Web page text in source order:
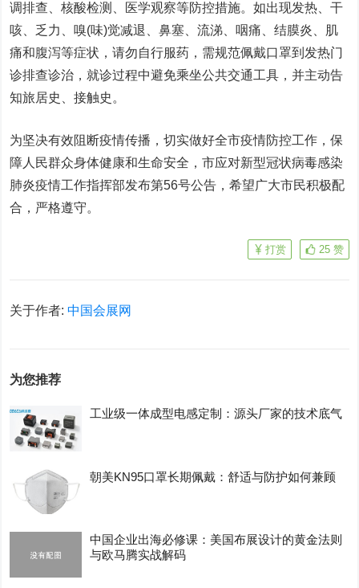
调排查、核酸检测、医学观察等防控措施。如出现发热、干
咳、乏力、嗅(味)觉减退、鼻塞、流涕、咽痛、结膜炎、肌
痛和腹泻等症状，请勿自行服药，需规范佩戴口罩到发热门
诊排查诊治，就诊过程中避免乘坐公共交通工具，并主动告
知旅居史、接触史。
为坚决有效阻断疫情传播，切实做好全市疫情防控工作，保
障人民群众身体健康和生命安全，市应对新型冠状病毒感染
肺炎疫情工作指挥部发布第56号公告，希望广大市民积极配
合，严格遵守。
25 赞
打赏
关于作者:中国会展网
为您推荐
工业级一体成型电感定制：源头厂家的技术底气
朝美KN95口罩长期佩戴：舒适与防护如何兼顾
中国企业出海必修课：美国布展设计的黄金法则
与欧马腾实战解码